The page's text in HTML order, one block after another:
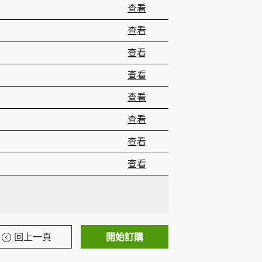
查看
查看
查看
查看
查看
查看
查看
查看
回上一頁 開始訂購